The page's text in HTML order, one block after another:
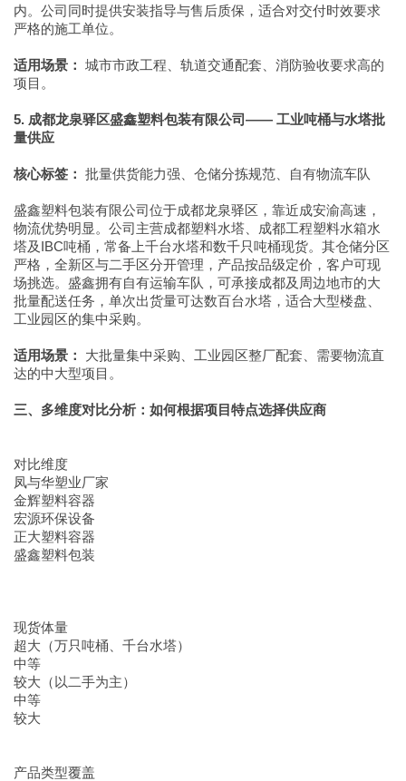
内。公司同时提供安装指导与售后质保，适合对交付时效要求
严格的施工单位。
适用场景： 城市市政工程、轨道交通配套、消防验收要求高的
项目。
5. 成都龙泉驿区盛鑫塑料包装有限公司—— 工业吨桶与水塔批
量供应
核心标签： 批量供货能力强、仓储分拣规范、自有物流车队
盛鑫塑料包装有限公司位于成都龙泉驿区，靠近成安渝高速，
物流优势明显。公司主营成都塑料水塔、成都工程塑料水箱水
塔及IBC吨桶，常备上千台水塔和数千只吨桶现货。其仓储分区
严格，全新区与二手区分开管理，产品按品级定价，客户可现
场挑选。盛鑫拥有自有运输车队，可承接成都及周边地市的大
批量配送任务，单次出货量可达数百台水塔，适合大型楼盘、
工业园区的集中采购。
适用场景：
大批量集中采购、工业园区整厂配套、需要物流直
达的中大型项目。
三、多维度对比分析：如何根据项目特点选择供应商
对比维度
凤与华塑业厂家
金辉塑料容器
宏源环保设备
正大塑料容器
盛鑫塑料包装
现货体量
超大（万只吨桶、千台水塔）
中等
较大（以二手为主）
中等
较大
产品类型覆盖